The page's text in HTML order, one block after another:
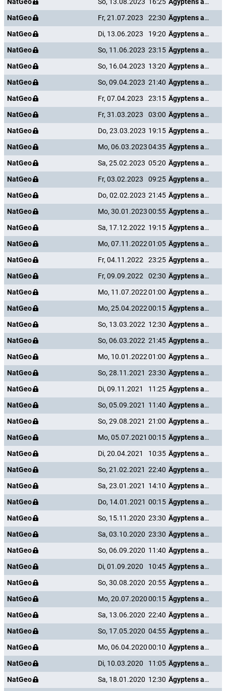
NatGeo
So, 13.08.2023 16:25
Ägyptens antike Unterwelt
NatGeo
Fr, 21.07.2023 22:30
Ägyptens antike Unterwelt
NatGeo
Di, 13.06.2023 19:20
Ägyptens antike Unterwelt
NatGeo
So, 11.06.2023 23:15
Ägyptens antike Unterwelt
NatGeo
So, 16.04.2023 13:20
Ägyptens antike Unterwelt
NatGeo
So, 09.04.2023 21:40
Ägyptens antike Unterwelt
NatGeo
Fr, 07.04.2023 23:15
Ägyptens antike Unterwelt
NatGeo
Fr, 31.03.2023 03:00
Ägyptens antike Unterwelt
NatGeo
Do, 23.03.2023 19:15
Ägyptens antike Unterwelt
NatGeo
Mo, 06.03.202304:35
Ägyptens antike Unterwelt
NatGeo
Sa, 25.02.2023 05:20
Ägyptens antike Unterwelt
NatGeo
Fr, 03.02.2023 09:25
Ägyptens antike Unterwelt
NatGeo
Do, 02.02.2023 21:45
Ägyptens antike Unterwelt
NatGeo
Mo, 30.01.202300:55
Ägyptens antike Unterwelt
NatGeo
Sa, 17.12.2022 19:15
Ägyptens antike Unterwelt
NatGeo
Mo, 07.11.202201:05
Ägyptens antike Unterwelt
NatGeo
Fr, 04.11.2022 23:25
Ägyptens antike Unterwelt
NatGeo
Fr, 09.09.2022 02:30
Ägyptens antike Unterwelt
NatGeo
Mo, 11.07.202201:00
Ägyptens antike Unterwelt
NatGeo
Mo, 25.04.202200:15
Ägyptens antike Unterwelt
NatGeo
So, 13.03.2022 12:30
Ägyptens antike Unterwelt
NatGeo
So, 06.03.2022 21:45
Ägyptens antike Unterwelt
NatGeo
Mo, 10.01.202201:00
Ägyptens antike Unterwelt
NatGeo
So, 28.11.2021 23:30
Ägyptens antike Unterwelt
NatGeo
Di, 09.11.2021 11:25
Ägyptens antike Unterwelt
NatGeo
So, 05.09.2021 11:40
Ägyptens antike Unterwelt
NatGeo
So, 29.08.2021 21:00
Ägyptens antike Unterwelt
NatGeo
Mo, 05.07.2021 00:15
Ägyptens antike Unterwelt
NatGeo
Di, 20.04.2021 10:35
Ägyptens antike Unterwelt
NatGeo
So, 21.02.2021 22:40
Ägyptens antike Unterwelt
NatGeo
Sa, 23.01.2021 14:10
Ägyptens antike Unterwelt
NatGeo
Do, 14.01.2021 00:15
Ägyptens antike Unterwelt
NatGeo
So, 15.11.2020 23:30
Ägyptens antike Unterwelt
NatGeo
Sa, 03.10.2020 23:30
Ägyptens antike Unterwelt
NatGeo
So, 06.09.2020 11:40
Ägyptens antike Unterwelt
NatGeo
Di, 01.09.2020 10:45
Ägyptens antike Unterwelt
NatGeo
So, 30.08.2020 20:55
Ägyptens antike Unterwelt
NatGeo
Mo, 20.07.202000:15
Ägyptens antike Unterwelt
NatGeo
Sa, 13.06.2020 22:40
Ägyptens antike Unterwelt
NatGeo
So, 17.05.2020 04:55
Ägyptens antike Unterwelt
NatGeo
Mo, 06.04.202000:10
Ägyptens antike Unterwelt
NatGeo
Di, 10.03.2020 11:05
Ägyptens antike Unterwelt
NatGeo
Sa, 18.01.2020 12:30 Ägyptens antike Unterwelt